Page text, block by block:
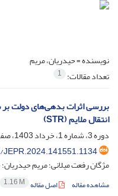
نویسنده =حیدریان، مریم
تعداد مقالات: 1
بررسی اثرات بدهی‌های دولت
انتقال ملایم (STR)
دوره 3، شماره 1، خرداد 1403، صفحه
مژگان رفعت میلانی؛ مریم
مشاهده مقاله اصل مقاله 1.16 M